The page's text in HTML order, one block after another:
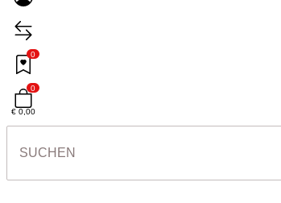
0
0
€ 0,00